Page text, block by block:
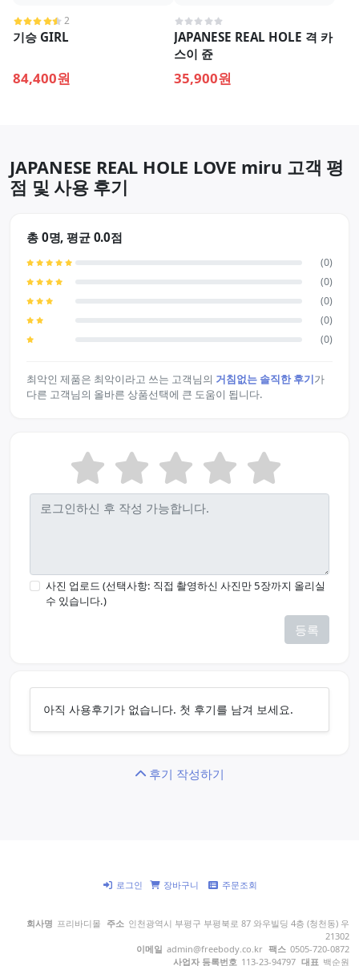
2
기승 GIRL
84,400원
JAPANESE REAL HOLE 격 카
스이 쥰
35,900원
JAPANESE REAL HOLE LOVE miru 고객 평
점 및 사용 후기
총 0명, 평균 0.0점
(0)
(0)
(0)
(0)
(0)
최악인 제품은 최악이라고 쓰는 고객님의 거침없는 솔직한 후기가
다른 고객님의 올바른 상품선택에 큰 도움이 됩니다.
사진 업로드 (선택사항: 직접 촬영하신 사진만 5장까지 올리실
수 있습니다.)
등록
아직 사용후기가 없습니다. 첫 후기를 남겨 보세요.
후기 작성하기
로그인 장바구니 주문조회
회사명 프리바디몰 주소 인천광역시 부평구 부평북로 87 와우빌딩 4층 (청천동) 우
21302
이메일 admin@freebody.co.kr 팩스 0505-720-0872
사업자 등록번호 113-23-94797 대표 백순원